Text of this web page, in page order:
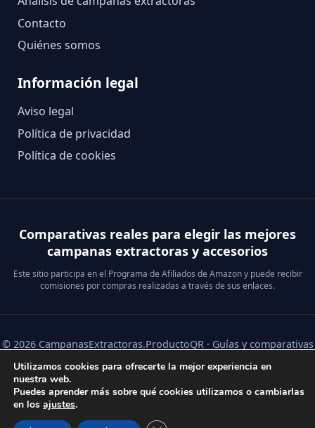
Contacto
Quiénes somos
Información legal
Aviso legal
Política de privacidad
Política de cookies
Comparativas reales para elegir las mejores
campanas extractoras y accesorios
Este sitio participa en el Programa de Afiliados de Amazon y puede recibir
comisiones por compras realizadas a través de sus enlaces.
© 2026 CampanasExtractoras.ProductoQR · Guías y comparativas
Utilizamos cookies para ofrecerte la mejor experiencia en
nuestra web.
Puedes aprender más sobre qué cookies utilizamos o cambiarlas
en los ajustes.